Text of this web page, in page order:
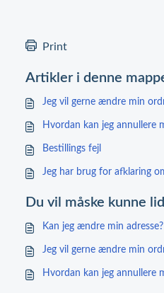
Print
Artikler i denne
Jeg vil gerne ændre min
Hvordan kan jeg annullere
Bestillings fejl
Jeg har brug for afklaring
Du vil måske kunne
Kan jeg ændre min adresse?
Jeg vil gerne ændre min
Hvordan kan jeg annullere